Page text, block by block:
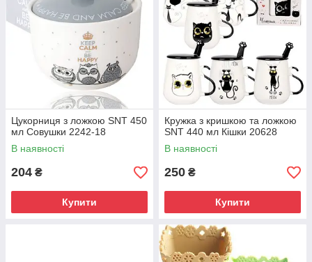
Цукорниця з ложкою SNT 450
мл Совушки 2242-18
В наявності
204 ₴
Купити
Кружка з кришкою та ложкою
SNT 440 мл Кішки 20628
В наявності
250 ₴
Купити